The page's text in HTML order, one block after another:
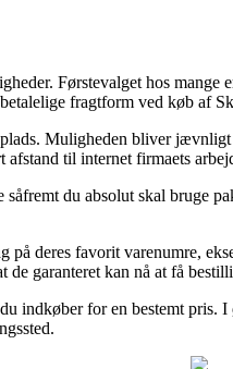
Førstevalget hos
fragtform ved køb af
Muligheden bliver
til internet firmaets
du absolut skal bruge
deres favorit varenumre,
garanteret kan nå at få
indkøber for en bestemt